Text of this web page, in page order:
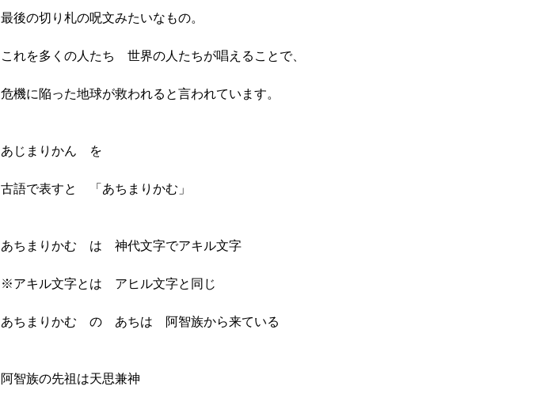
最後の切り札の呪文みたいなもの。
これを多くの人たち 世界の人たちが唱えることで、
危機に陥った地球が救われると言われています。
あじまりかん を
古語で表すと 「あちまりかむ」
あちまりかむ は 神代文字でアキル文字
※アキル文字とは アヒル文字と同じ
あちまりかむ の あちは 阿智族から来ている
阿智族の先祖は天思兼神